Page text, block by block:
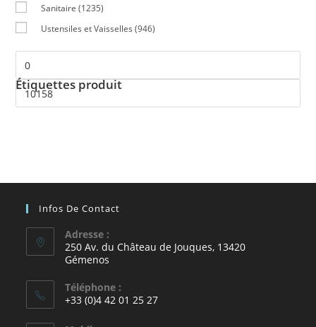
Sanitaire (1235)
Ustensiles et Vaisselles (946)
Étiquettes produit
Infos De Contact
Adresse :
250 Av. du Château de Jouques, 13420
Gémenos
Téléphone :
+33 (0)4 42 01 25 27